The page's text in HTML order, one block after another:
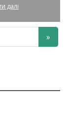
далі